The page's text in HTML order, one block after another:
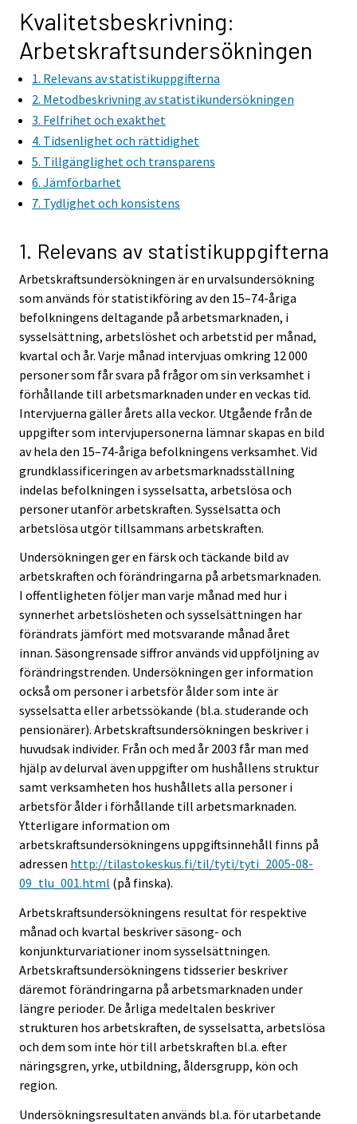
Kvalitetsbeskrivning:
Arbetskraftsundersökningen
1. Relevans av statistikuppgifterna
2. Metodbeskrivning av statistikundersökningen
3. Felfrihet och exakthet
4. Tidsenlighet och rättidighet
5. Tillgänglighet och transparens
6. Jämförbarhet
7. Tydlighet och konsistens
1. Relevans av statistikuppgifterna
Arbetskraftsundersökningen är en urvalsundersökning
som används för statistikföring av den 15–74-åriga
befolkningens deltagande på arbetsmarknaden, i
sysselsättning, arbetslöshet och arbetstid per månad,
kvartal och år. Varje månad intervjuas omkring 12 000
personer som får svara på frågor om sin verksamhet i
förhållande till arbetsmarknaden under en veckas tid.
Intervjuerna gäller årets alla veckor. Utgående från de
uppgifter som intervjupersonerna lämnar skapas en bild
av hela den 15–74-åriga befolkningens verksamhet. Vid
grundklassificeringen av arbetsmarknadsställning
indelas befolkningen i sysselsatta, arbetslösa och
personer utanför arbetskraften. Sysselsatta och
arbetslösa utgör tillsammans arbetskraften.
Undersökningen ger en färsk och täckande bild av
arbetskraften och förändringarna på arbetsmarknaden.
I offentligheten följer man varje månad med hur i
synnerhet arbetslösheten och sysselsättningen har
förändrats jämfört med motsvarande månad året
innan. Säsongrensade siffror används vid uppföljning av
förändringstrenden. Undersökningen ger information
också om personer i arbetsför ålder som inte är
sysselsatta eller arbetssökande (bl.a. studerande och
pensionärer). Arbetskraftsundersökningen beskriver i
huvudsak individer. Från och med år 2003 får man med
hjälp av delurval även uppgifter om hushållens struktur
samt verksamheten hos hushållets alla personer i
arbetsför ålder i förhållande till arbetsmarknaden.
Ytterligare information om
arbetskraftsundersökningens uppgiftsinnehåll finns på
adressen http://tilastokeskus.fi/til/tyti/tyti_2005-08-
09_tlu_001.html (på finska).
Arbetskraftsundersökningens resultat för respektive
månad och kvartal beskriver säsong- och
konjunkturvariationer inom sysselsättningen.
Arbetskraftsundersökningens tidsserier beskriver
däremot förändringarna på arbetsmarknaden under
längre perioder. De årliga medeltalen beskriver
strukturen hos arbetskraften, de sysselsatta, arbetslösa
och dem som inte hör till arbetskraften bl.a. efter
näringsgren, yrke, utbildning, åldersgrupp, kön och
region.
Undersökningsresultaten används bl.a. för utarbetande